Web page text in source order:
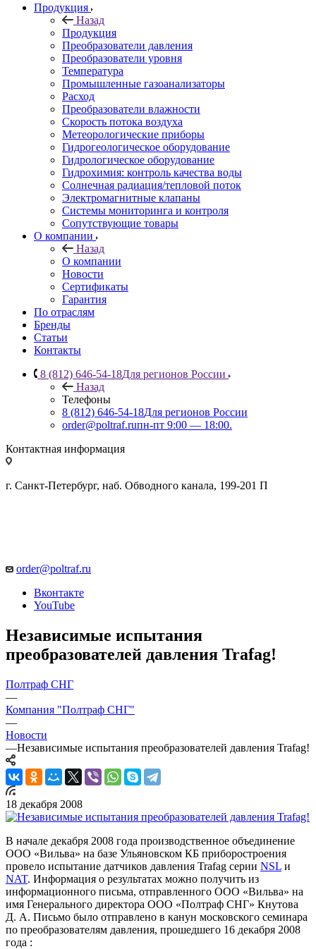
Продукция
Назад
Продукция
Преобразователи давления
Преобразователи уровня
Температура
Промышленные газоанализаторы
Расход
Преобразователи влажности
Скорость потока воздуха
Метеорологические приборы
Гидрогеологическое оборудование
Гидрологическое оборудование
Гидрохимия: контроль качества воды
Солнечная радиация/тепловой поток
Электромагнитные клапаны
Системы мониторинга и контроля
Сопутствующие товары
О компании
Назад
О компании
Новости
Сертификаты
Гарантия
По отраслям
Бренды
Статьи
Контакты
8 (812) 646-54-18Для регионов России
Назад
Телефоны
8 (812) 646-54-18Для регионов России
order@poltraf.ruпн-пт 9:00 — 18:00.
Контактная информация
г. Санкт-Петербург, наб. Обводного канала, 199-201 П
order@poltraf.ru
Вконтакте
YouTube
Независимые испытания
преобразователей давления Trafag!
Полтраф СНГ
—
Компания "Полтраф СНГ"
—
Новости
—Независимые испытания преобразователей давления Trafag!
18 декабря 2008
В начале декабря 2008 года производственное объединение
ООО «Вильва» на базе Ульяновском КБ приборостроения
провело испытание датчиков давления Trafag серии NSL и
NAT. Информация о результатах можно получить из
информационного письма, отправленного ООО «Вильва» на
имя Генерального директора ООО «Полтраф СНГ» Кнутова
Д. А. Письмо было отправлено в канун московского семинара
по преобразователям давления, прошедшего 16 декабря 2008
года :